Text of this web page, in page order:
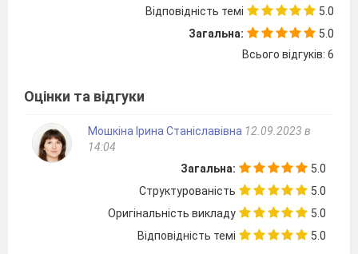
Відповідність темі
5.0
Загальна:
5.0
Всього відгуків: 6
Оцінки та відгуки
Мошкіна Ірина Станіславівна 12.09.2023 в
14:04
Загальна:
5.0
Структурованість
5.0
Оригінальність викладу
5.0
Відповідність темі
5.0